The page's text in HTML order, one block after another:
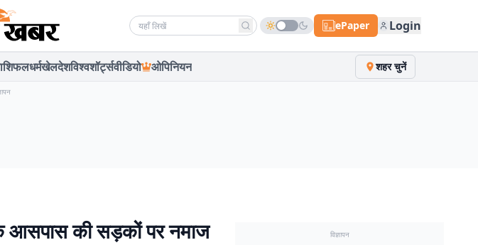
Search news ePaper Login
धर्मखेलदेशविश्वशॉर्ट्सवीडियो ओपिनियन शहर चुनें
आसपास की सड़कों पर नमाज
विज्ञापन